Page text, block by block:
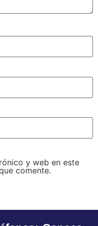
y web en este
comente.